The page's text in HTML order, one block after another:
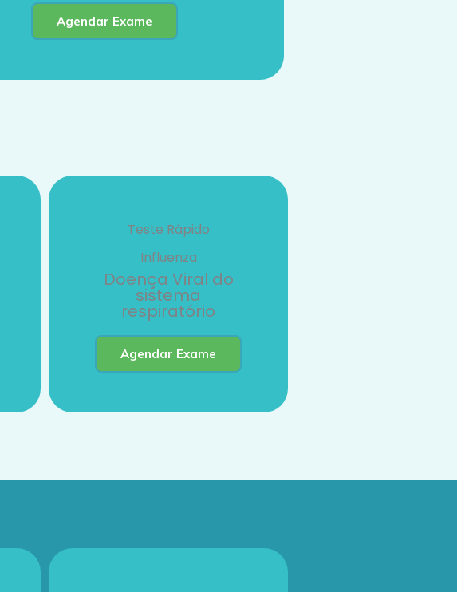
Agendar Exame
Teste Rápido
Influenza
Doença Viral do
sistema
respiratório
Agendar Exame